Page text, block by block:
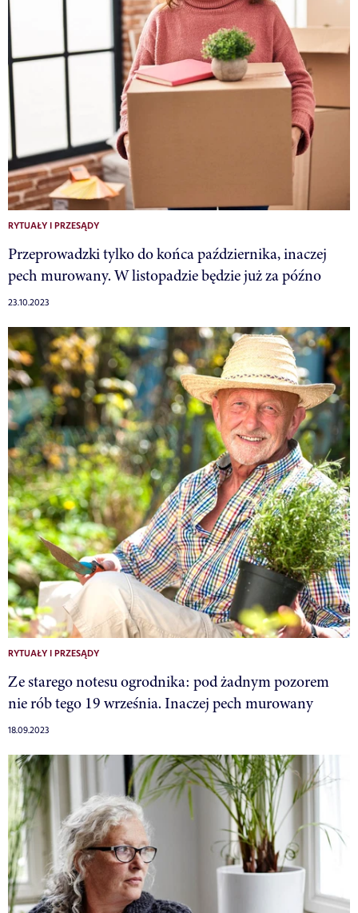
RYTUAŁY I PRZESĄDY
Przeprowadzki tylko do końca października, inaczej
pech murowany. W listopadzie będzie już za późno
23.10.2023
RYTUAŁY I PRZESĄDY
Ze starego notesu ogrodnika: pod żadnym pozorem
nie rób tego 19 września. Inaczej pech murowany
18.09.2023